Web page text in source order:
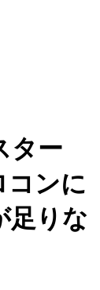
ター
ンに
足りな